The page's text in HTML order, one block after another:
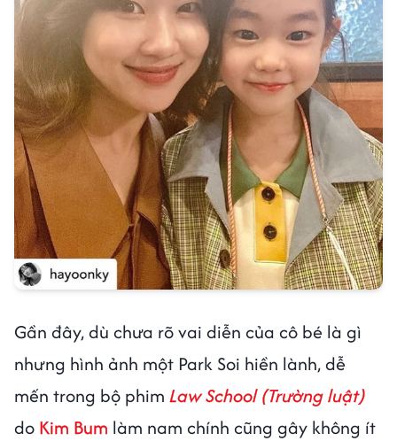
Gần đây, dù chưa rõ vai diễn của cô bé là gì
nhưng hình ảnh một Park Soi hiền lành, dễ
mến trong bộ phim Law School (Trường luật)
do Kim Bum làm nam chính cũng gây không ít